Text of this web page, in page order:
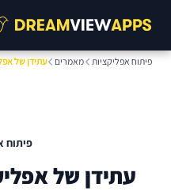
פיתוח אפליקציות מאמרים עתידן של
פיתוח
עתידן של